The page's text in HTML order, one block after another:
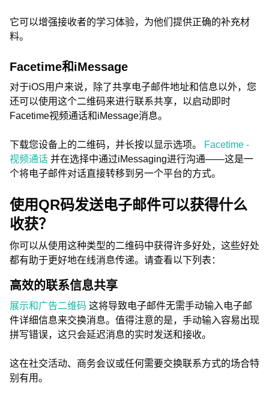
它可以增强接收者的学习体验，为他们提供正确的补充材
料。
Facetime和iMessage
对于iOS用户来说，除了共享电子邮件地址和信息以外，您
还可以使用这个二维码来进行联系共享，以启动即时
Facetime视频通话和iMessage消息。
下载您设备上的二维码，并长按以显示选项。
Facetime -
视频通话 并在选择中通过iMessaging进行沟通——这是一
个将电子邮件对话直接转移到另一个平台的方式。
使用QR码发送电子邮件可以获得什么
收获？
你可以从使用这种类型的二维码中获得许多好处，这些好处
都有助于更好地在线消息传递。请查看以下列表：
高效的联系信息共享
展示和广告二维码 这将导致电子邮件无需手动输入电子邮
件详细信息来交换消息。值得注意的是，手动输入容易出现
拼写错误，这只会延迟消息的实时发送和接收。
这在社交活动、商务会议或任何需要交换联系方式的场合特
别有用。